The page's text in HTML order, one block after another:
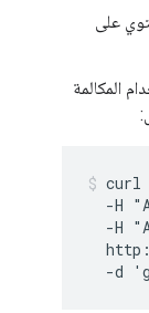
على
المكالمة
curl
-H
-H
-d